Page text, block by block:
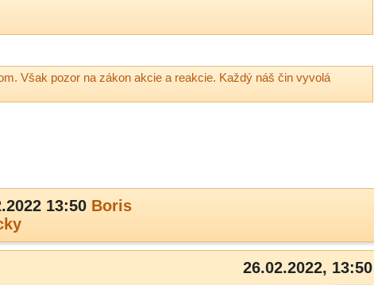
Však pozor na zákon akcie a reakcie. Každý náš čin vyvolá
13:50 Boris
26.02.2022, 13:50